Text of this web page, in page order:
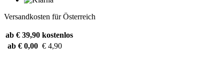
Versandkosten für Österreich
ab € 39,90 kostenlos
ab € 0,00 € 4,90